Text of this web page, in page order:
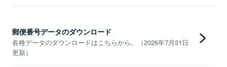
郵便番号データのダウンロード
各種データのダウンロードはこちらから。（2026年7月31日
更新）